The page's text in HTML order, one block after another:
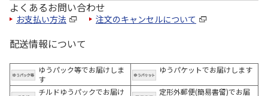
よくあるお問い合わせ
お支払い方法 注文のキャンセルについて
配送情報について
ゆうパック等でお届けしま
す
ゆうパケットでお届けします
チルドゆうパックでお届け
定形外郵便(簡易書留)でお届